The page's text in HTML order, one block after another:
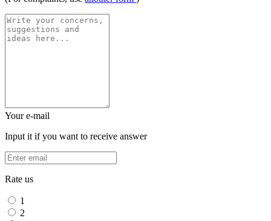
Your e-mail
Input it if you want to receive answer
Rate us
1
2